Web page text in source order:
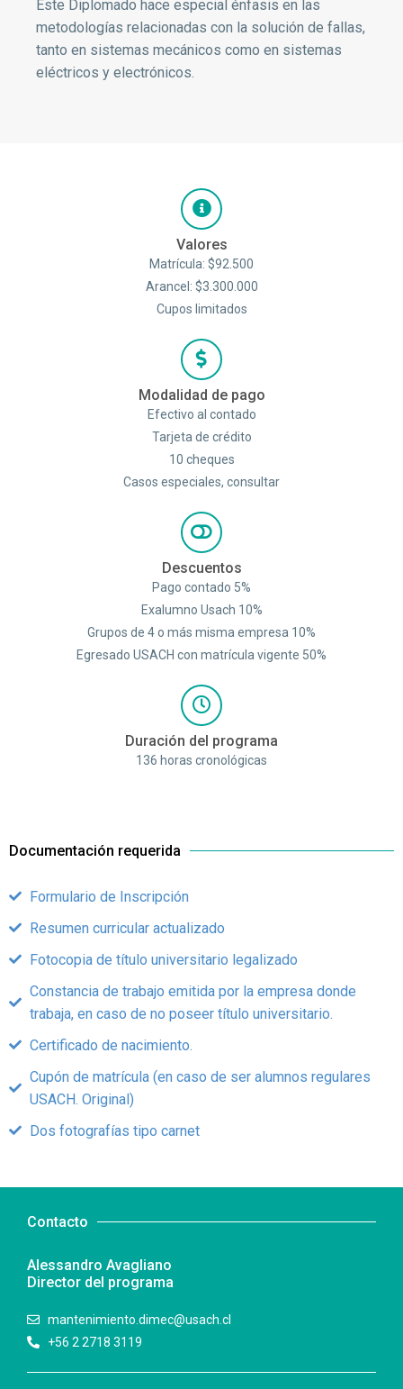
Este Diplomado hace especial énfasis en las
metodologías relacionadas con la solución de fallas,
tanto en sistemas mecánicos como en sistemas
eléctricos y electrónicos.
Valores
Matrícula: $92.500
Arancel: $3.300.000
Cupos limitados
Modalidad de pago
Efectivo al contado
Tarjeta de crédito
10 cheques
Casos especiales, consultar
Descuentos
Pago contado 5%
Exalumno Usach 10%
Grupos de 4 o más misma empresa 10%
Egresado USACH con matrícula vigente 50%
Duración del programa
136 horas cronológicas
Documentación requerida
Formulario de Inscripción
Resumen curricular actualizado
Fotocopia de título universitario legalizado
Constancia de trabajo emitida por la empresa donde
trabaja, en caso de no poseer título universitario.
Certificado de nacimiento.
Cupón de matrícula (en caso de ser alumnos regulares
USACH. Original)
Dos fotografías tipo carnet
Contacto
Alessandro Avagliano
Director del programa
mantenimiento.dimec@usach.cl
+56 2 2718 3119